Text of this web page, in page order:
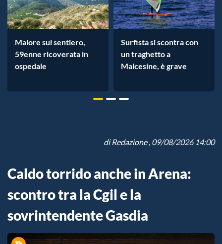
Malore sul sentiero,
59enne ricoverata in
ospedale
Surfista si scontra con
un traghetto a
Malcesine, è grave
diRedazione, 09/08/2026 14:00
Caldo torrido anche in Arena:
scontro tra la Cgil e la
sovrintendente Gasdia